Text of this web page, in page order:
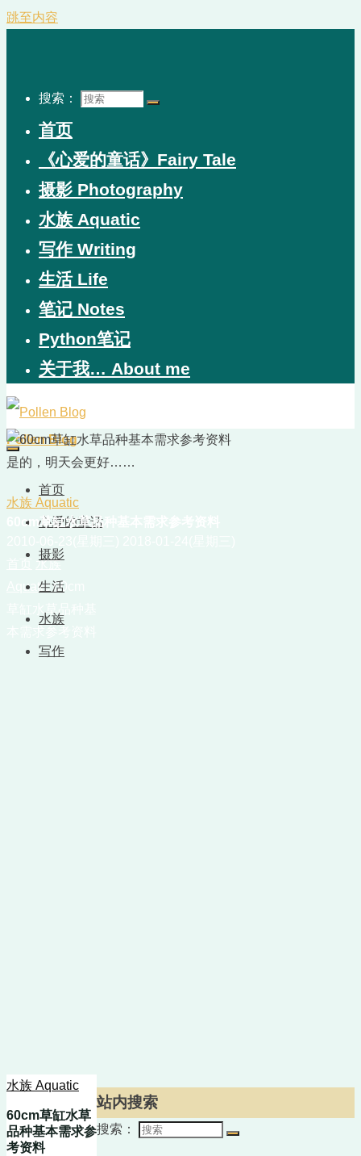
跳至内容
搜索：
首页
《心爱的童话》Fairy Tale
摄影 Photography
水族 Aquatic
写作 Writing
生活 Life
笔记 Notes
Python笔记
关于我… About me
Pollen Blog
是的，明天会更好……
首页
心爱的童话
摄影
生活
水族
写作
水族 Aquatic
60cm草缸水草品种基本需求参考资料
水族
Aquatic 60cm
水族 Aquatic
60cm草缸水草
品种基本需求参
考资料
站内搜索
搜索：